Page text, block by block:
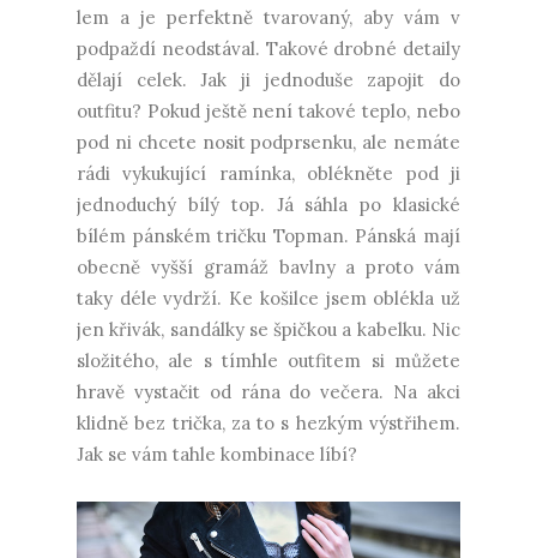
lem a je perfektně tvarovaný, aby vám v
podpaždí neodstával. Takové drobné detaily
dělají celek. Jak ji jednoduše zapojit do
outfitu? Pokud ještě není takové teplo, nebo
pod ni chcete nosit podprsenku, ale nemáte
rádi vykukující ramínka, oblékněte pod ji
jednoduchý bílý top. Já sáhla po klasické
bílém pánském tričku Topman. Pánská mají
obecně vyšší gramáž bavlny a proto vám
taky déle vydrží. Ke košilce jsem oblékla už
jen křivák, sandálky se špičkou a kabelku. Nic
složitého, ale s tímhle outfitem si můžete
hravě vystačit od rána do večera. Na akci
klidně bez trička, za to s hezkým výstřihem.
Jak se vám tahle kombinace líbí?